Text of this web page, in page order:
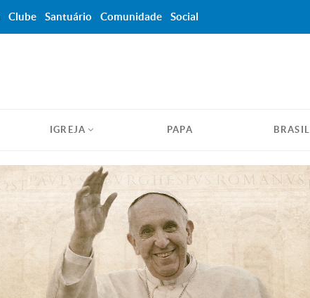
IGREJA PAPA BRASIL
Clube Santuário Comunidade Social